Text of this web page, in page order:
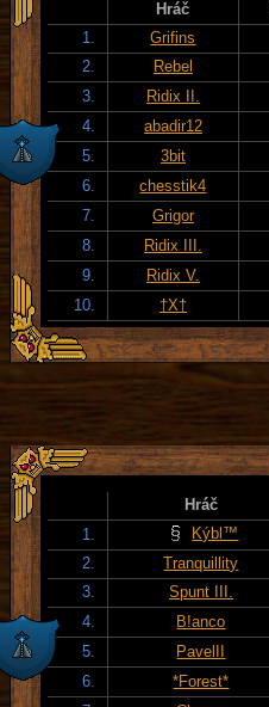
Hráč
1.
Grifins
2.
Rebel
3.
Ridix II.
4.
abadir12
5.
3bit
6.
chesstik4
7.
Grigor
8.
Ridix III.
9.
Ridix V.
10.
†X†
Hráč
1.
Kýbl™
2.
Tranquillity
3.
Spunt III.
4.
B!anco
5.
PavelII
6.
*Forest*